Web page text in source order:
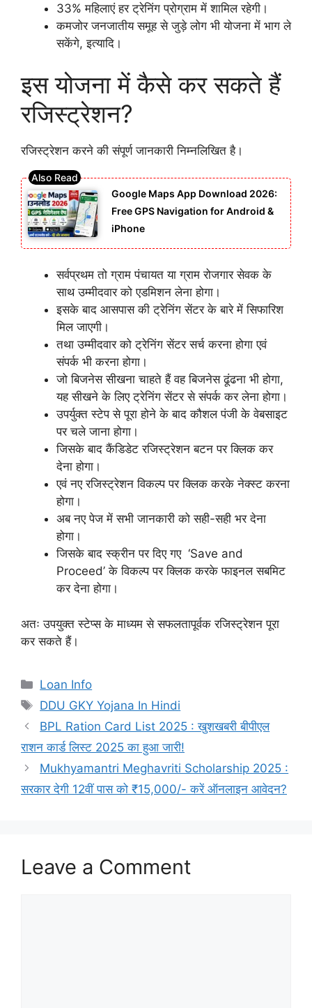
33% महिलाएं हर ट्रेनिंग प्रोग्राम में शामिल रहेगी।
कमजोर जनजातीय समूह से जुड़े लोग भी योजना में भाग ले
सकेंगे, इत्यादि।
इस योजना में कैसे कर सकते हैं
रजिस्ट्रेशन?
रजिस्ट्रेशन करने की संपूर्ण जानकारी निम्नलिखित है।
Google Maps App Download 2026:
Free GPS Navigation for Android &
iPhone
सर्वप्रथम तो ग्राम पंचायत या ग्राम रोजगार सेवक के
साथ उम्मीदवार को एडमिशन लेना होगा।
इसके बाद आसपास की ट्रेनिंग सेंटर के बारे में सिफारिश
मिल जाएगी।
तथा उम्मीदवार को ट्रेनिंग सेंटर सर्च करना होगा एवं
संपर्क भी करना होगा।
जो बिजनेस सीखना चाहते हैं वह बिजनेस ढूंढना भी होगा,
यह सीखने के लिए ट्रेनिंग सेंटर से संपर्क कर लेना होगा।
उपर्युक्त स्टेप से पूरा होने के बाद कौशल पंजी के वेबसाइट
पर चले जाना होगा।
जिसके बाद कैंडिडेट रजिस्ट्रेशन बटन पर क्लिक कर
देना होगा।
एवं नए रजिस्ट्रेशन विकल्प पर क्लिक करके नेक्स्ट करना
होगा।
अब नए पेज में सभी जानकारी को सही-सही भर देना
होगा।
जिसके बाद स्क्रीन पर दिए गए ‘Save and
Proceed’ के विकल्प पर क्लिक करके फाइनल सबमिट
कर देना होगा।
अतः उपयुक्त स्टेप्स के माध्यम से सफलतापूर्वक रजिस्ट्रेशन पूरा
कर सकते हैं।
Categories
Loan Info
Tags
DDU GKY Yojana In Hindi
BPL Ration Card List 2025 : खुशखबरी बीपीएल
राशन कार्ड लिस्ट 2025 का हुआ जारी!
Mukhyamantri Meghavriti Scholarship 2025 :
सरकार देगी 12वीं पास को ₹15,000/- करें ऑनलाइन आवेदन?
Leave a Comment